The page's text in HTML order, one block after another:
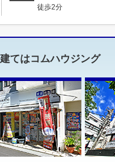
徒歩2分
てはコムハウジング